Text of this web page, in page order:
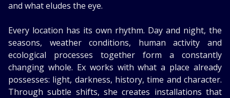
and what eludes the eye.
Every location has its own rhythm. Day and night, the
seasons, weather conditions, human activity and
ecological processes together form a constantly
changing whole. Ex works with what a place already
possesses: light, darkness, history, time and character.
Through subtle shifts, she creates installations that